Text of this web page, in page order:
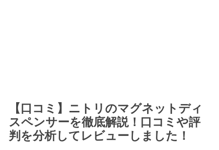
【口コミ】ニトリのマグネットディ
スペンサーを徹底解説！口コミや評
判を分析してレビューしました！